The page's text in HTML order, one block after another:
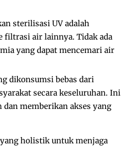
sterilisasi UV adalah
filtrasi air lainnya. Tidak ada
yang dapat mencemari air
dikonsumsi bebas dari
secara keseluruhan. Ini
memberikan akses yang
holistik untuk menjaga